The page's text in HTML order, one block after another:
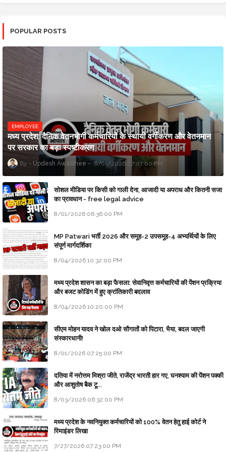
POPULAR POSTS
EMPLOYEE
मध्य प्रदेश: दैनिक वेतनभोगी कर्मचारियों के स्थायी वर्गीकरण और वेतनमान
पर सरकार का बड़ा स्पष्टीकरण
Updesh Awasthee 8/01/2026 07:07:00 PM
सोशल मीडिया पर किसी को गाली देना, आजादी या अपराध और कितनी सजा
का प्रावधान - free legal advice
8/01/2026 06:36:00 PM
MP Patwari भर्ती 2026 और समूह-2 उपसमूह-4 अभ्यर्थियों के लिए
संपूर्ण मार्गदर्शिका
8/04/2026 10:32:00 PM
मध्य प्रदेश शासन का बड़ा फैसला: सेवानिवृत्त कर्मचारियों की पेंशन प्रक्रिया
और बजट कोडिंग में हुए क्रांतिकारी बदलाव
8/04/2026 10:20:00 PM
सीएम मोहन यादव ने खोल दओ सौगातों को पिटारा, भैया, बदल जाएगी
संस्कारधानी!
8/01/2026 07:25:00 PM
दतिया में नरोत्तम मिश्रा जीते, राजेंद्र भारती हार गए, घनश्याम की पेंशन पक्की
और आशुतोष बैक टू...
8/03/2026 06:32:00 PM
मध्य प्रदेश के नवनियुक्त कर्मचारियों को 100% वेतन हेतु हाई कोर्ट ने
रिमाइंडर लिखा
7/27/2026 07:23:00 PM